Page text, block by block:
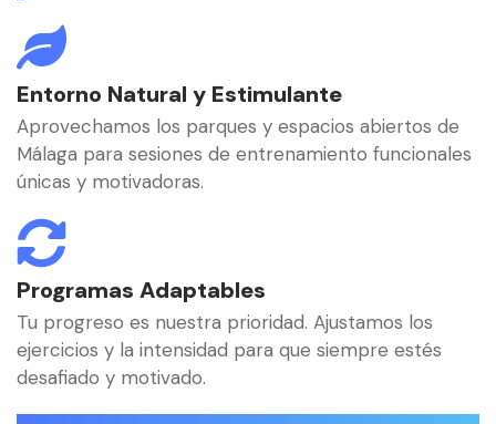
Entorno Natural y Estimulante
Aprovechamos los parques y espacios abiertos de
Málaga para sesiones de entrenamiento funcionales
únicas y motivadoras.
Programas Adaptables
Tu progreso es nuestra prioridad. Ajustamos los
ejercicios y la intensidad para que siempre estés
desafiado y motivado.